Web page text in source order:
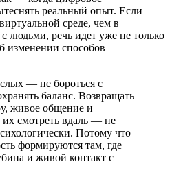
реальный опыт. Если
среде, чем в
людьми, речь идет уже не только
изменении способов
— не бороться с
баланс. Возвращать
живое общение и
смотреть вдаль — не
Потому что
формируются там, где
и живой контакт с